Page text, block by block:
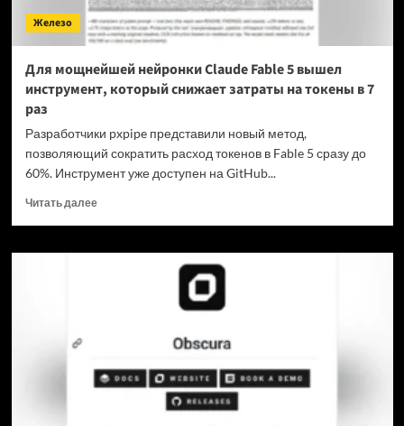
полностью
переходят
на
Железо
Для мощнейшей нейронки Claude Fable 5 вышел
инструмент, который снижает затраты на токены в 7
раз
Разработчики pxpipe представили новый метод,
позволяющий сократить расход токенов в Fable 5 сразу до
60%. Инструмент уже доступен на GitHub...
Читать далееПрочитать
Для
инструмент,
который